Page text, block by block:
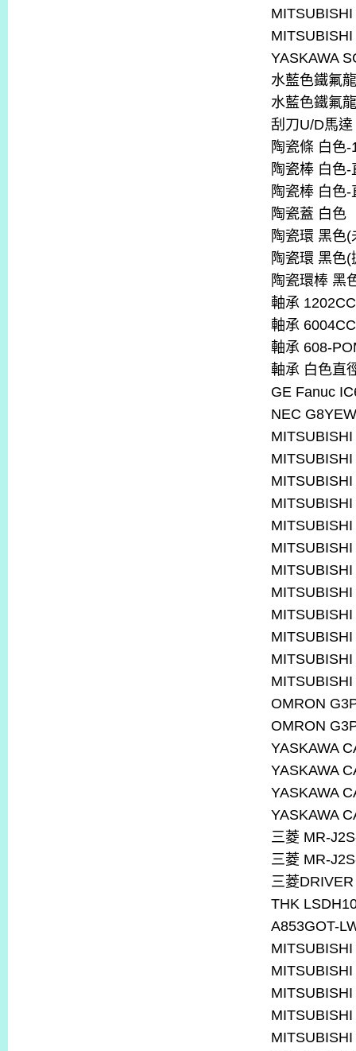
YASKAWA
水藍色鐵氟
水藍色鐵氟
刮刀U/D馬達
陶瓷條 白色-
陶瓷棒 白色-
陶瓷棒 白色-
陶瓷蓋 白色
陶瓷環 黑色(
陶瓷環 黑色(
陶瓷環棒 黑
軸承
軸承
軸承 608-
軸承 白色直
GE Fanuc
NEC G8YEW
OMRON
OMRON
YASKAWA
YASKAWA
YASKAWA
YASKAWA
三菱 MR-
三菱 MR-
三菱
THK
A853GOT-